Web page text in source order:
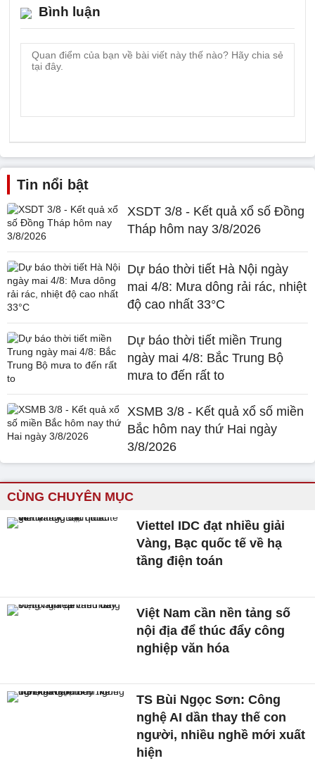
Bình luận
Tin nổi bật
XSDT 3/8 - Kết quả xổ số Đồng
Tháp hôm nay 3/8/2026
Dự báo thời tiết Hà Nội ngày
mai 4/8: Mưa dông rải rác, nhiệt
độ cao nhất 33°C
Dự báo thời tiết miền Trung
ngày mai 4/8: Bắc Trung Bộ
mưa to đến rất to
XSMB 3/8 - Kết quả xổ số miền
Bắc hôm nay thứ Hai ngày
3/8/2026
CÙNG CHUYÊN MỤC
Viettel IDC đạt nhiều giải
Vàng, Bạc quốc tế về hạ
tầng điện toán
Việt Nam cần nền tảng số
nội địa để thúc đẩy công
nghiệp văn hóa
TS Bùi Ngọc Sơn: Công
nghệ AI dần thay thế con
người, nhiều nghề mới xuất
hiện